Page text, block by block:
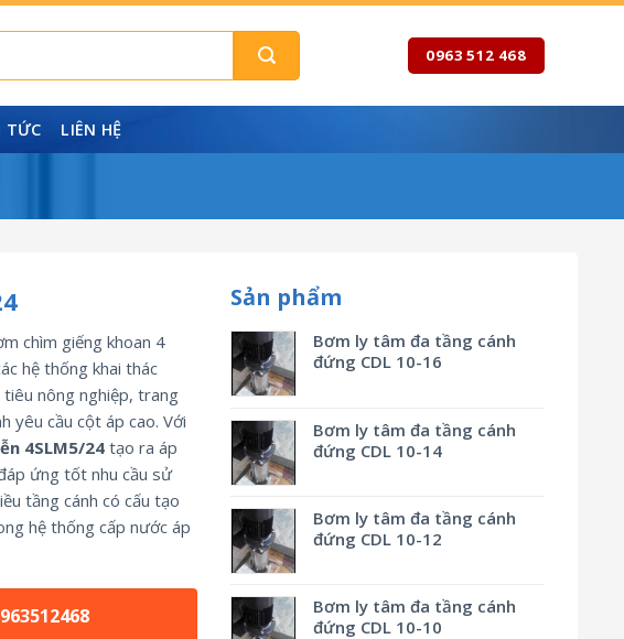
0963 512 468
TỨC LIÊN HỆ
Sản phẩm
Bơm ly tâm đa tầng cánh
đứng CDL 10-16
Bơm ly tâm đa tầng cánh
đứng CDL 10-14
Bơm ly tâm đa tầng cánh
đứng CDL 10-12
Bơm ly tâm đa tầng cánh
đứng CDL 10-10
chìm giếng khoan 4
hệ thống khai thác
nông nghiệp, trang
yêu cầu cột áp cao. Với
4SLM5/24tạo ra áp
ứng tốt nhu cầu sử
tầng cánh có cấu tạo
hệ thống cấp nước áp